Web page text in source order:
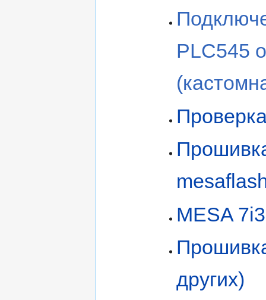
PLC545
MESA
других)